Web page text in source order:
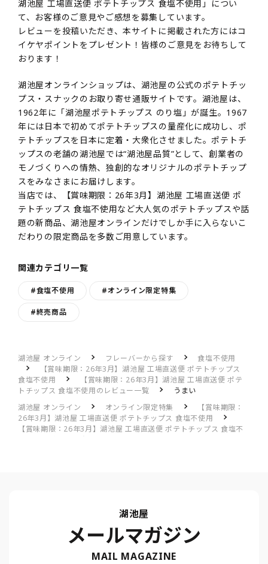
湖池屋 工場直送便 ポテトチップス 食塩不使用」につい
て、お客様のご意見やご感想を募集しています。
レビューを投稿いただき、本サイトに掲載された方にはコ
イケヤポイントをプレゼント！皆様のご意見をお待ちして
おります！
湖池屋オンラインショップは、湖池屋の公式のポテトチッ
プス・スナックのお取り寄せ通販サイトです。湖池屋は、
1962年に「湖池屋ポテトチップス のり塩」が誕生。1967
年には日本で初めてポテトチップスの量産化に成功し、ポ
テトチップスを日本に定着・大衆化させました。ポテトチ
ップスの老舗の湖池屋では“湖池屋品質”として、創業者の
モノづくりへの情熱、独創的なオリジナルのポテトチップ
スをみなさまにお届けします。
当店では、【賞味期限：26年3月】湖池屋 工場直送便 ポ
テトチップス 食塩不使用など大人気のポテトチップスや話
題の新商品、湖池屋オンラインだけでしか手に入らないこ
だわりの限定商品を多数ご用意しています。
関連カテゴリ一覧
#食塩不使用 #オンライン限定特集
#終売商品
湖池屋 オンライン フレーバーから探す
食塩不使用
【賞味期限：26年3月】湖池屋 工場直送便 ポテトチップス
食塩不使用
【賞味期限：26年3月】湖池屋 工場直送便 ポテ
トチップス 食塩不使用のレビュー一覧
うまい
湖池屋 オンライン
オンライン限定特集
【賞味期限：
26年3月】湖池屋 工場直送便 ポテトチップス 食塩不使用
【賞味期限：26年3月】湖池屋 工場直送便 ポテトチップス 食塩不
湖池屋
メールマガジン
MAIL MAGAZINE